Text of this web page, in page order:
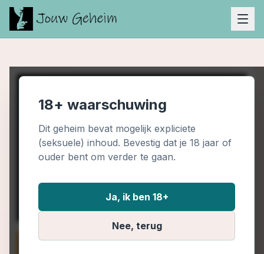
18+ waarschuwing
Dit geheim bevat mogelijk expliciete
(seksuele) inhoud. Bevestig dat je 18 jaar of
ouder bent om verder te gaan.
Ja, ik ben 18+
Nee, terug